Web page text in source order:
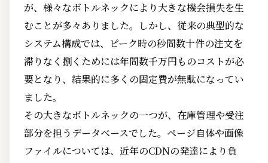
が、様々なボトルネックにより大きな機会損失を生
むことが多々ありました。しかし、従来の典型的な
システム構成では、ピーク時の秒間数十件の注文を
滞りなく捌くためには年間数千万円ものコストが必
要となり、結果的に多くの固定費が無駄になってい
ました。
その大きなボトルネックの一つが、在庫管理や受注
部分を担うデータベースでした。ページ自体や画像
ファイルについては、近年のCDNの発達により負